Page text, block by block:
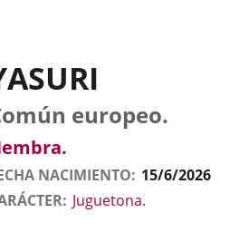
europeo.
NACIMIENTO 15/6/2026
Juguetona.